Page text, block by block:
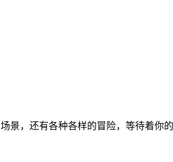
，还有各种各样的冒险，等待着你